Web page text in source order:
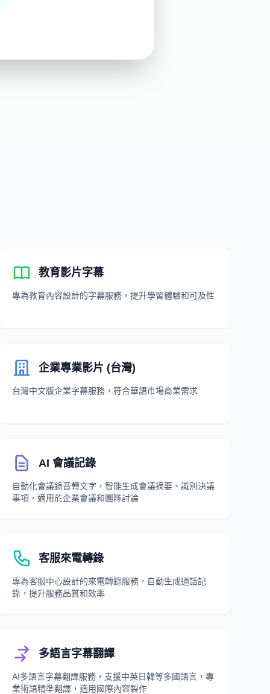
教育影片字幕
專為教育內容設計的字幕服務，提升學習體驗和可及性
企業專業影片 (台灣)
台灣中文版企業字幕服務，符合華語市場商業需求
AI 會議記錄
自動化會議錄音轉文字，智能生成會議摘要、識別決議
事項，適用於企業會議和團隊討論
客服來電轉錄
專為客服中心設計的來電轉錄服務，自動生成通話記
錄，提升服務品質和效率
多語言字幕翻譯
AI多語言字幕翻譯服務，支援中英日韓等多國語言，專
業術語精準翻譯，適用國際內容製作